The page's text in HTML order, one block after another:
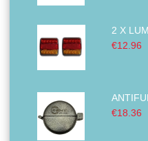
€12.96
€18.36